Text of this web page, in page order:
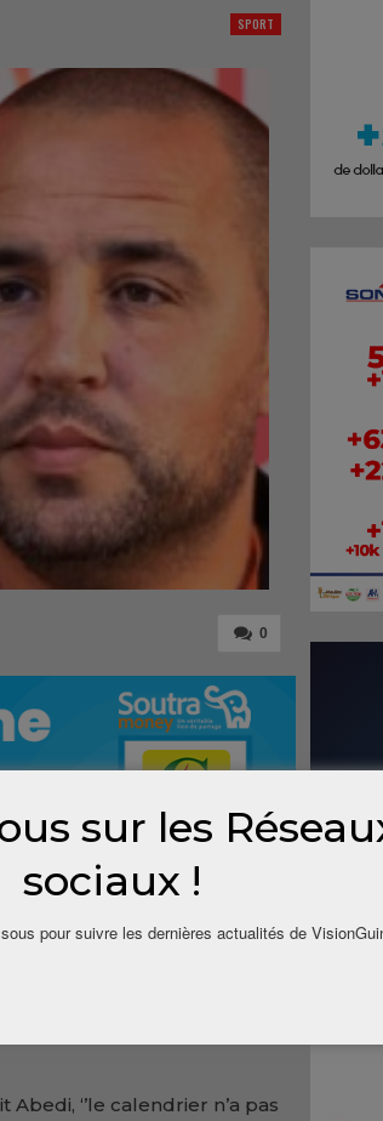
SPORT
0
dans le cadre du
l’Algérie,
le coach algérien, Majid
dans une
‘’le calendrier n’a pas
sur les
sociaux !
pour suivre les dernières actualités de